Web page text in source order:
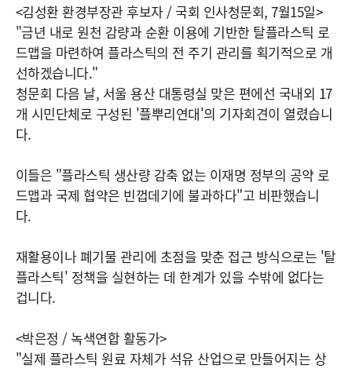
<김성환 환경부장관 후보자 / 국회 인사청문회, 7월15일>
"금년 내로 원천 감량과 순환 이용에 기반한 탈플라스틱 로
드맵을 마련하여 플라스틱의 전 주기 관리를 획기적으로 개
선하겠습니다."
청문회 다음 날, 서울 용산 대통령실 맞은 편에선 국내외 17
개 시민단체로 구성된 '플뿌리연대'의 기자회견이 열렸습니
다.
이들은 "플라스틱 생산량 감축 없는 이재명 정부의 공약 로
드맵과 국제 협약은 빈껍데기에 불과하다"고 비판했습니
다.
재활용이나 폐기물 관리에 초점을 맞춘 접근 방식으로는 '탈
플라스틱' 정책을 실현하는 데 한계가 있을 수밖에 없다는
겁니다.
<박은정 / 녹색연합 활동가>
"실제 플라스틱 원료 자체가 석유 산업으로 만들어지는 상